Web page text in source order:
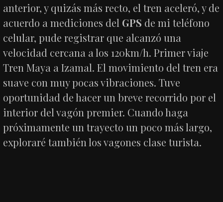
anterior, y quizás más recto, el tren aceleró, y de
acuerdo a mediciones del GPS de mi teléfono
celular, pude registrar que alcanzó una
velocidad cercana a los 120km/h. Primer viaje
Tren Maya a Izamal. El movimiento del tren era
suave con muy pocas vibraciones. Tuve
oportunidad de hacer un breve recorrido por el
interior del vagón premier. Cuando haga
próximamente un trayecto un poco más largo,
exploraré también los vagones clase turista.